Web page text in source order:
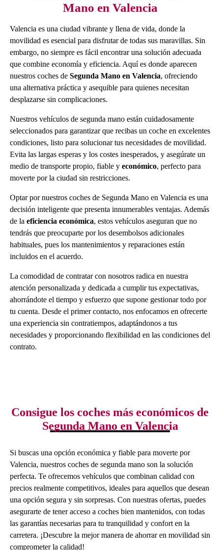
Mano en Valencia
Valencia es una ciudad vibrante y llena de vida, donde la
movilidad es esencial para disfrutar de todas sus maravillas. Sin
embargo, no siempre es fácil encontrar una solución adecuada
que combine economía y eficiencia. Aquí es donde aparecen
nuestros coches de Segunda Mano en Valencia, ofreciendo
una alternativa práctica y asequible para quienes necesitan
desplazarse sin complicaciones.
Nuestros vehículos de segunda mano están cuidadosamente
seleccionados para garantizar que recibas un coche en excelentes
condiciones, listo para solucionar tus necesidades de movilidad.
Evita las largas esperas y los costes inesperados, y asegúrate un
medio de transporte propio, fiable y económico, perfecto para
moverte por la ciudad sin restricciones.
Optar por nuestros coches de Segunda Mano en Valencia es una
decisión inteligente que presenta innumerables ventajas. Además
de la eficiencia económica, estos vehículos aseguran que no
tendrás que preocuparte por los desembolsos adicionales
habituales, pues los mantenimientos y reparaciones están
incluidos en el acuerdo.
La comodidad de contratar con nosotros radica en nuestra
atención personalizada y dedicada a cumplir tus expectativas,
ahorrándote el tiempo y esfuerzo que supone gestionar todo por
tu cuenta. Desde el primer contacto, nos enfocamos en ofrecerte
una experiencia sin contratiempos, adaptándonos a tus
necesidades y proporcionando flexibilidad en las condiciones del
contrato.
Consigue los coches más económicos de
Segunda Mano en Valencia
Si buscas una opción económica y fiable para moverte por
Valencia, nuestros coches de segunda mano son la solución
perfecta. Te ofrecemos vehículos que combinan calidad con
precios realmente competitivos, ideales para aquellos que desean
una opción segura y sin sorpresas. Con nuestras ofertas, puedes
asegurarte de tener acceso a coches bien mantenidos, con todas
las garantías necesarias para tu tranquilidad y confort en la
carretera. ¡Descubre la mejor manera de ahorrar en movilidad sin
comprometer la calidad!